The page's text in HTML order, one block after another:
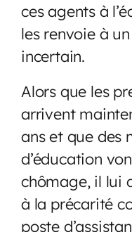
ces agents à
les renvoie à
incertain.
Alors que les
arrivent
ans et que des
d’éducation
chômage, il lui
à la précarité
poste